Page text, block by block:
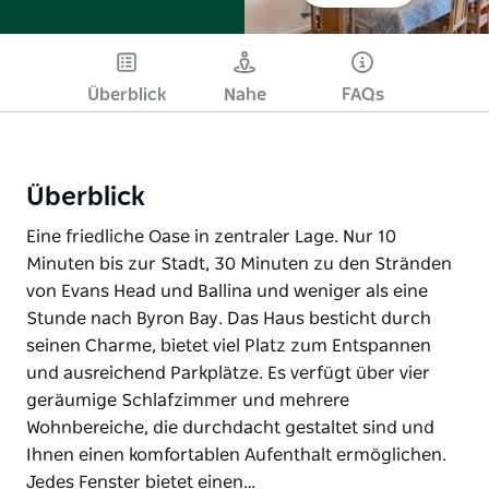
Überblick Nahe FAQs
Überblick
Eine friedliche Oase in zentraler Lage. Nur 10
Minuten bis zur Stadt, 30 Minuten zu den Stränden
von Evans Head und Ballina und weniger als eine
Stunde nach Byron Bay. Das Haus besticht durch
seinen Charme, bietet viel Platz zum Entspannen
und ausreichend Parkplätze. Es verfügt über vier
geräumige Schlafzimmer und mehrere
Wohnbereiche, die durchdacht gestaltet sind und
Ihnen einen komfortablen Aufenthalt ermöglichen.
Jedes Fenster bietet einen…